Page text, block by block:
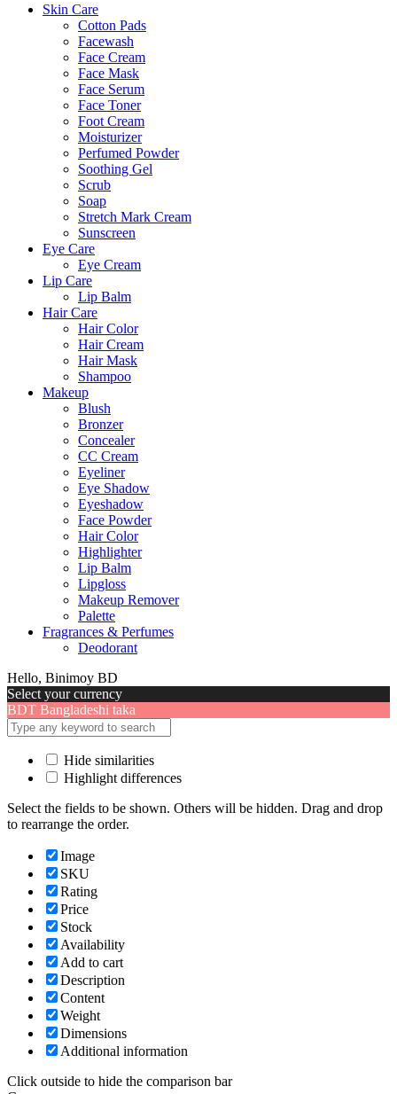
Skin Care
Cotton Pads
Facewash
Face Cream
Face Mask
Face Serum
Face Toner
Foot Cream
Moisturizer
Perfumed Powder
Soothing Gel
Scrub
Soap
Stretch Mark Cream
Sunscreen
Eye Care
Eye Cream
Lip Care
Lip Balm
Hair Care
Hair Color
Hair Cream
Hair Mask
Shampoo
Makeup
Blush
Bronzer
Concealer
CC Cream
Eyeliner
Eye Shadow
Eyeshadow
Face Powder
Hair Color
Highlighter
Lip Balm
Lipgloss
Makeup Remover
Palette
Fragrances & Perfumes
Deodorant
Hello, Binimoy BD
Select your currency
BDT Bangladeshi taka
Hide similarities
Highlight differences
Select the fields to be shown. Others will be hidden. Drag and drop
to rearrange the order.
Image
SKU
Rating
Price
Stock
Availability
Add to cart
Description
Content
Weight
Dimensions
Additional information
Click outside to hide the comparison bar